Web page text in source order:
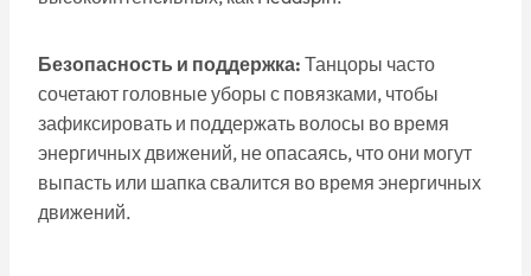
Безопасность и поддержка: Танцоры часто
сочетают головные уборы с повязками, чтобы
зафиксировать и поддержать волосы во время
энергичных движений, не опасаясь, что они могут
выпасть или шапка свалится во время энергичных
движений.